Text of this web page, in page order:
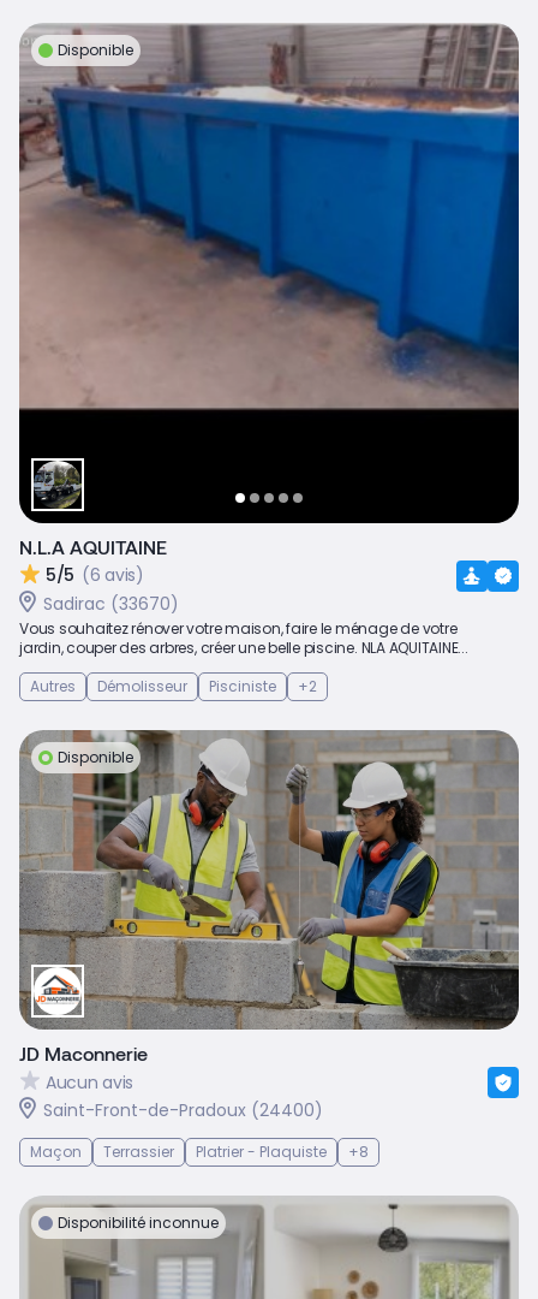
Disponible
N.L.A AQUITAINE
5/5 (6 avis)
Sadirac (33670)
Vous souhaitez rénover votre maison, faire le ménage de votre
jardin, couper des arbres, créer une belle piscine. NLA AQUITAINE...
Autres
Démolisseur Pisciniste +2
Disponible
JD Maconnerie
Aucun avis
Saint-Front-de-Pradoux (24400)
Maçon Terrassier Platrier - Plaquiste +8
Disponibilité inconnue